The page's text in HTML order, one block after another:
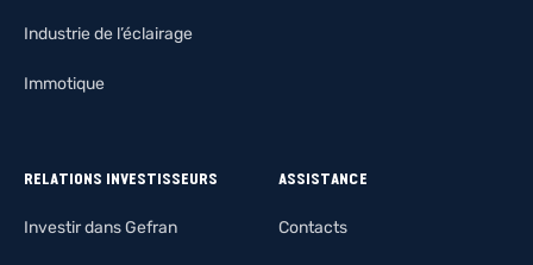
Industrie de l’éclairage
Immotique
RELATIONS INVESTISSEURS
Investir dans Gefran
ASSISTANCE
Contacts